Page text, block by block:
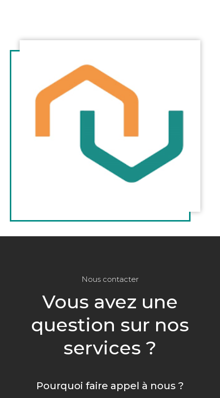
Nous contacter
Vous avez une
question sur nos
services ?
Pourquoi faire appel à nous ?